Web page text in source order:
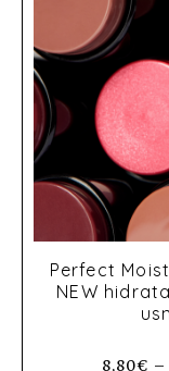
Perfect
NEW
8,80€ –